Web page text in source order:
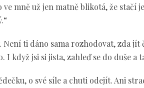
ve mně už jen matně blikotá, že stačí
Není ti dáno sama rozhodovat, zda jít
I když jsi si jista, zahleď se do duše a
o své síle a chuti odejít. Ani